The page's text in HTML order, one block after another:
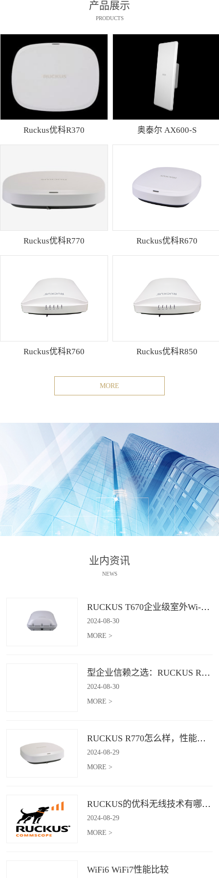
产品展示
PRODUCTS
Ruckus优科R370 奥泰尔 AX600-S
Ruckus优科R770 Ruckus优科R670
Ruckus优科R760 Ruckus优科R850
MORE
业内资讯
NEWS
RUCKUS T670企业级室外Wi-Fi 7解决方案：挑战室外环境，畅享高性能连接
2024-08-30
MORE >
型企业信赖之选：RUCKUS R760，安全稳定的Wi-Fi解决方案
2024-08-30
MORE >
RUCKUS R770怎么样，性能怎么样，好用吗？
2024-08-29
MORE >
RUCKUS的优科无线技术有哪些优缺点？
2024-08-29
MORE >
WiFi6 WiFi7性能比较